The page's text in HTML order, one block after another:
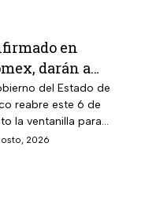
en
darán a
del 6 de agosto
oportunidad
perdieron el
para inscribir a
del Estado de
reabre este 6 de
la ventanilla para
buscan un cambio de
2026